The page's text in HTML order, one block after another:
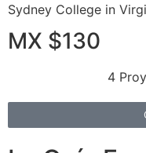
Sydney College in
MX $130
4